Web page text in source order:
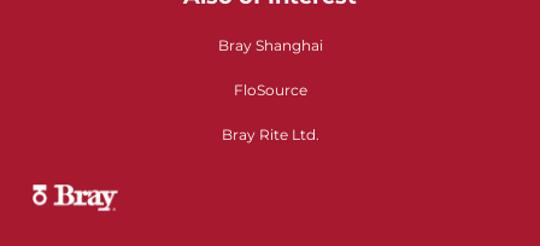
Bray Shanghai
FloSource
Bray Rite Ltd.